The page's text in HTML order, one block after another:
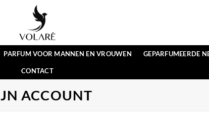
PARFUM VOOR MANNEN EN VROUWEN GEPARFUMEERDE
CONTACT
ACCOUNT